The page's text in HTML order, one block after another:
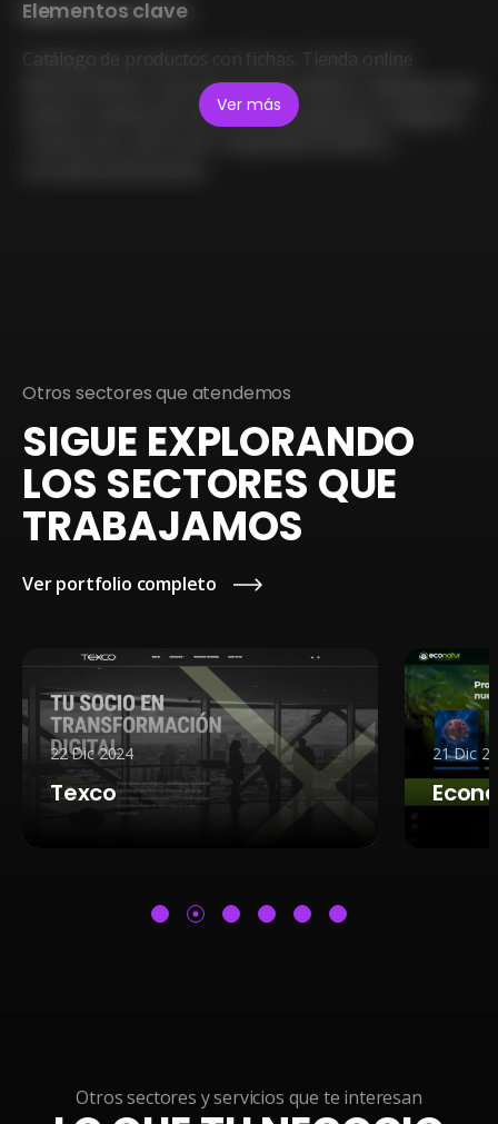
Elementos clave
Catálogo de productos con fichas. Tienda online
WooCommerce. Suscripciones periódicas. Calendario de
siembra. Galería de cosechas. Blog agrícola. Instagram.
Ver más
Otros sectores que atendemos
SIGUE EXPLORANDO
LOS SECTORES QUE
TRABAJAMOS
Ver portfolio completo
22 Dic 2024
Texco
21 Dic 2024
Otros sectores y servicios que te interesan